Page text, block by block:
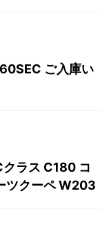
ご入庫い
ラス C180 コ
ツクーペ W203